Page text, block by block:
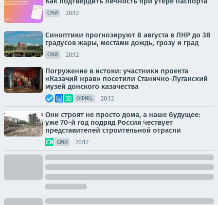
СМИ 20:12
Синоптики прогнозируют 8 августа в ЛНР до 38
градусов жары, местами дождь, грозу и град
СМИ 20:12
Погружение в истоки: участники проекта
«Казачий нрав» посетили Станично-Луганский
музей донского казачества
ОФИЦ. 20:12
Они строят не просто дома, а наше будущее:
уже 70-й год подряд Россия чествует
представителей строительной отрасли
СМИ 20:12